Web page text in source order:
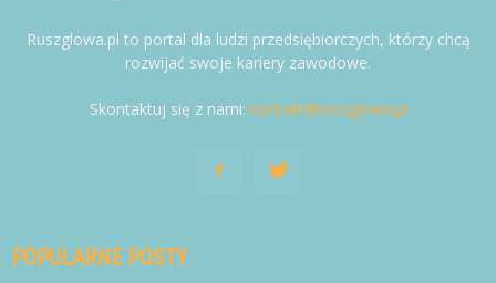
Ruszglowa.pl to portal dla ludzi przedsiębiorczych, którzy chcą
rozwijać swoje kariery zawodowe.
Skontaktuj się z nami: kontakt@ruszglowa.pl
POPULARNE POSTY